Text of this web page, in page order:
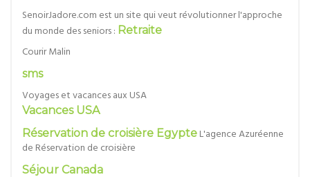
SenoirJadore.com est un site qui veut révolutionner l'approche
du monde des seniors : Retraite
Courir Malin
sms
Voyages et vacances aux USA
Vacances USA
Réservation de croisière Egypte L'agence Azuréenne
de Réservation de croisière
Séjour Canada